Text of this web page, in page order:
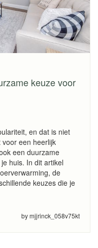
keuze voor
en dat is niet
een heerlijk
een duurzame
huis. In dit artikel
de
keuzes die je
by mjjrinck_058v75kt